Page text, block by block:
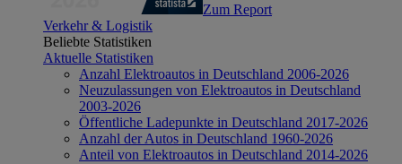
Zum Report
Verkehr & Logistik
Beliebte Statistiken
Aktuelle Statistiken
Anzahl Elektroautos in Deutschland 2006-2026
Neuzulassungen von Elektroautos in Deutschland
2003-2026
Öffentliche Ladepunkte in Deutschland 2017-2026
Anzahl der Autos in Deutschland 1960-2026
Anteil von Elektroautos in Deutschland 2014-2026